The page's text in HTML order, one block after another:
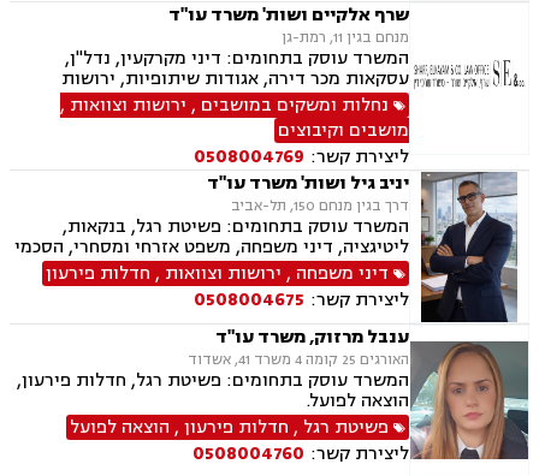
שרף אלקיים ושות' משרד עו"ד
מנחם בגין 11, רמת-גן
המשרד עוסק בתחומים: דיני מקרקעין, נדל"ן,
עסקאות מכר דירה, אגודות שיתופיות, ירושות
וצוואות, דיני תאגידים, דיני משפחה, גירושין, הסכמי
ממון, העברה בין דורית, ידועים בציבור, מזונות,
חדלות פרעון, מושבים וקיבוצים.
נחלות ומשקים במושבים , ירושות וצוואות ,
מושבים וקיבוצים
ליצירת קשר: 0508004769
יניב גיל ושות' משרד עו"ד
דרך בגין מנחם 150, תל-אביב
המשרד עוסק בתחומים: פשיטת רגל, בנקאות,
ליטיגציה, דיני משפחה, משפט אזרחי ומסחרי, הסכמי
ממון, ירושות וצוואות, עסקאות מכר דירה, פינוי
מושכר, דיני חוזים ומסחר, דיני מקרקעין, גירושין,
ייפוי כוח מתמשך, זמני שהות, אפוטרופסות, הורות
חד מינית, חלוקת רכוש
דיני משפחה , ירושות וצוואות , חדלות פירעון
ליצירת קשר: 0508004675
ענבל מרזוק, משרד עו"ד
האורגים 25 קומה 4 משרד 41, אשדוד
המשרד עוסק בתחומים: פשיטת רגל, חדלות פירעון,
הוצאה לפועל.
פשיטת רגל , חדלות פירעון, הוצאה לפועל
ליצירת קשר: 0508004760